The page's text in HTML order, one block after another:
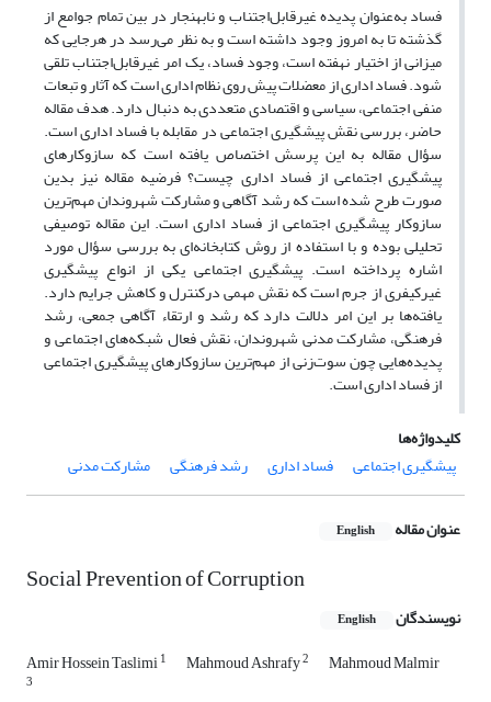
فساد به‌عنوان پدیده غیرقابل‌اجتناب و نابهنجار در بین تمام جوامع از
گذشته تا به امروز وجود داشته است و به نظر می‌رسد در هرجایی که
میزانی از اختیار نهفته است، وجود فساد، یک امر غیرقابل‌اجتناب تلقی
شود. فساد اداری از معضلات پیش روی نظام اداری است که آثار و تبعات
منفی اجتماعی، سیاسی و اقتصادی متعددی به دنبال دارد. هدف مقاله
حاضر، بررسی نقش پیشگیری اجتماعی در مقابله با فساد اداری است.
سؤال مقاله به این پرسش اختصاص یافته است که سازوکارهای
پیشگیری اجتماعی از فساد اداری چیست؟ فرضیه مقاله نیز بدین
صورت طرح شده است که رشد آگاهی و مشارکت شهروندان مهم‌ترین
سازوکار پیشگیری اجتماعی از فساد اداری است. این مقاله توصیفی
تحلیلی بوده و با استفاده از روش کتابخانه‌ای به بررسی سؤال مورد
اشاره پرداخته است. پیشگیری اجتماعی یکی از انواع پیشگیری
غیرکیفری از جرم است که نقش مهمی درکنترل و کاهش جرایم دارد.
یافته‌ها بر این امر دلالت دارد که رشد و ارتقاء آگاهی جمعی، رشد
فرهنگی، مشارکت مدنی شهروندان، نقش فعال شبکه‌های اجتماعی و
پدیده‌هایی چون سوت‌زنی از مهم‌ترین سازوکارهای پیشگیری اجتماعی
از فساد اداری است.
کلیدواژه‌ها
پیشگیری اجتماعی
فساد اداری رشد فرهنگی مشارکت مدنی
عنوان مقاله English
Social Prevention of Corruption
نویسندگان English
Amir Hossein Taslimi1 Mahmoud Ashrafy2 Mahmoud Malmir
3